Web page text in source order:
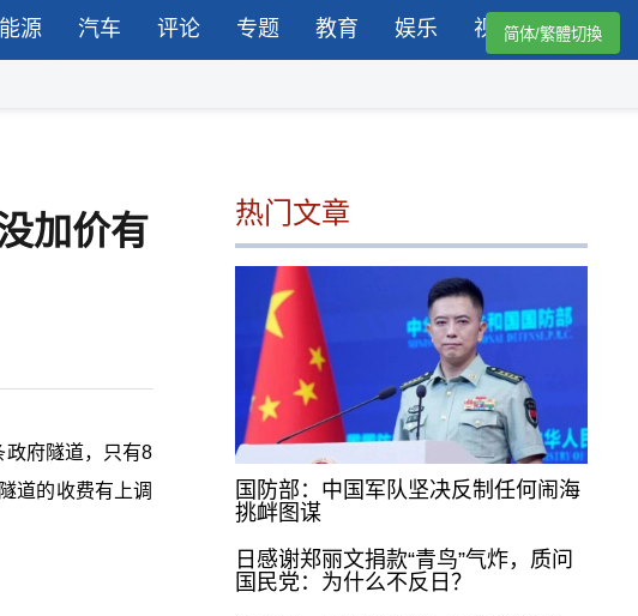
能源 汽车 评论 专题 教育 娱乐 视频简体/繁體切換
加价有
政府隧道，只有8
道的收费有上调
热门文章
国防部：中国军队坚决反制任何闹海
挑衅图谋
日感谢郑丽文捐款“青鸟”气炸，质问
国民党：为什么不反日？